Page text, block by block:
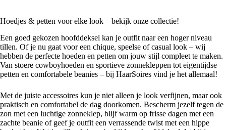
Hoedjes & petten voor elke look – bekijk onze collectie!
Een goed gekozen hoofddeksel kan je outfit naar een hoger niveau
tillen. Of je nu gaat voor een chique, speelse of casual look – wij
hebben de perfecte hoeden en petten om jouw stijl compleet te maken.
Van stoere cowboyhoeden en sportieve zonnekleppen tot eigentijdse
petten en comfortabele beanies – bij HaarSoires vind je het allemaal!
Met de juiste accessoires kun je niet alleen je look verfijnen, maar ook
praktisch en comfortabel de dag doorkomen. Bescherm jezelf tegen de
zon met een luchtige zonneklep, blijf warm op frisse dagen met een
zachte beanie of geef je outfit een verrassende twist met een hippe